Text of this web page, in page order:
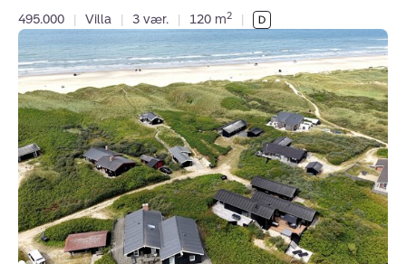
495.000
| Villa | 3 vær. | 120 m2 |
Fritidshus:
Hedvigsvej
Munkens
Klit,
9480
Løkken